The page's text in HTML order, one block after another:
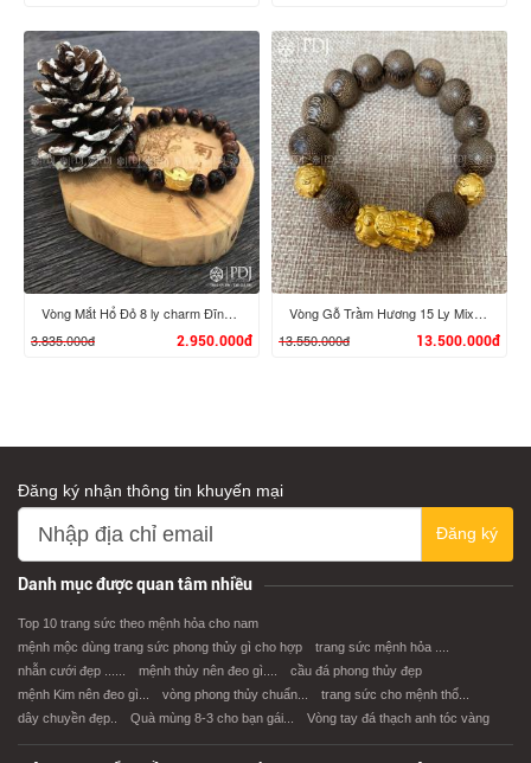
XEM CHI TIẾT XEM CHI TIẾT
XEM CHI TIẾT
Vòng Mắt Hổ Đỏ 8 ly charm Đĩnh Vàng 24K
3.835.000đ
2.950.000đ
XEM CHI TIẾT
Vòng Gỗ Trầm Hương 15 Ly Mix Charm Tỳ Hưu, Bi Chú Bình An Vàng 24K
13.550.000đ
13.500.000đ
Đăng ký nhận thông tin khuyến mại
Đăng ký
Danh mục được quan tâm nhiều
Top 10 trang sức theo mệnh hỏa cho nam
mệnh mộc dùng trang sức phong thủy gì cho hợp
trang sức mệnh hỏa ....
nhẫn cưới đẹp ......
mệnh thủy nên đeo gì....
cầu đá phong thủy đẹp
mệnh Kim nên đeo gì...
vòng phong thủy chuẩn...
trang sức cho mệnh thổ...
dây chuyền đẹp..
Quà mùng 8-3 cho bạn gái... Vòng tay đá thạch anh tóc vàng